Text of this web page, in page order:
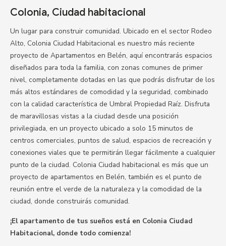
Colonia, Ciudad habitacional
Un lugar para construir comunidad. Ubicado en el sector Rodeo
Alto, Colonia Ciudad Habitacional es nuestro más reciente
proyecto de Apartamentos en Belén, aquí encontrarás espacios
diseñados para toda la familia, con zonas comunes de primer
nivel, completamente dotadas en las que podrás disfrutar de los
más altos estándares de comodidad y la seguridad, combinado
con la calidad característica de Umbral Propiedad Raíz. Disfruta
de maravillosas vistas a la ciudad desde una posición
privilegiada, en un proyecto ubicado a solo 15 minutos de
centros comerciales, puntos de salud, espacios de recreación y
conexiones viales que te permitirán llegar fácilmente a cualquier
punto de la ciudad. Colonia Ciudad habitacional es más que un
proyecto de apartamentos en Belén, también es el punto de
reunión entre el verde de la naturaleza y la comodidad de la
ciudad, donde construirás comunidad.
¡El apartamento de tus sueños está en Colonia Ciudad
Habitacional, donde todo comienza!